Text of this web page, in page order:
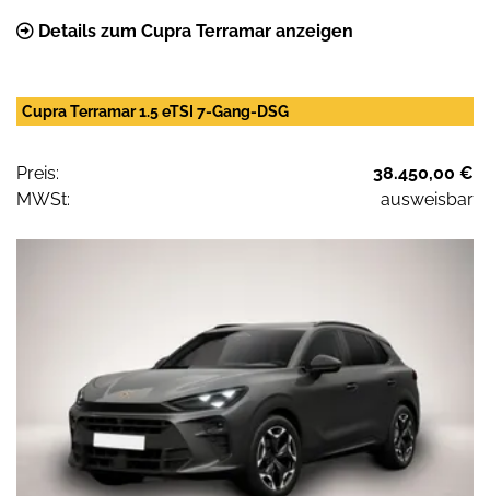
Details zum Cupra Terramar anzeigen
Cupra Terramar 1.5 eTSI 7-Gang-DSG
Preis:
38.450,00 €
MWSt:
ausweisbar